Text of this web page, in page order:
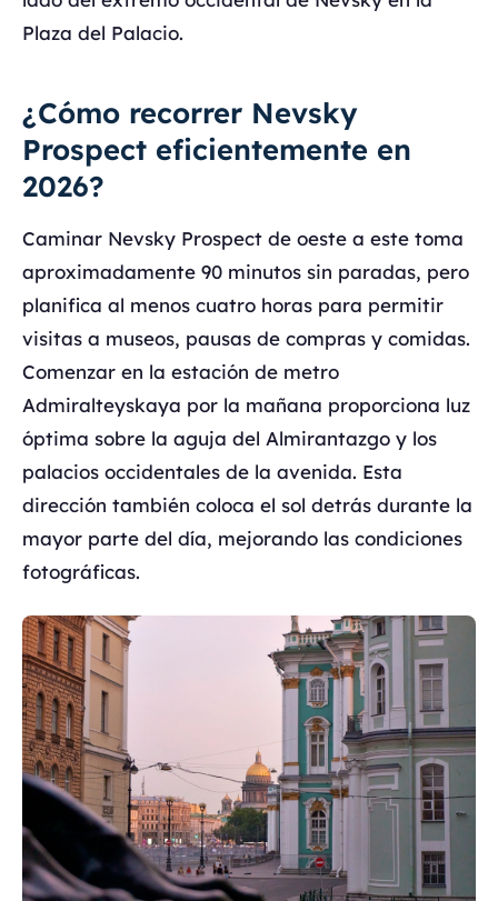
Plaza del Palacio.
¿Cómo recorrer Nevsky
Prospect eficientemente en
2026?
Caminar Nevsky Prospect de oeste a este toma
aproximadamente 90 minutos sin paradas, pero
planifica al menos cuatro horas para permitir
visitas a museos, pausas de compras y comidas.
Comenzar en la estación de metro
Admiralteyskaya por la mañana proporciona luz
óptima sobre la aguja del Almirantazgo y los
palacios occidentales de la avenida. Esta
dirección también coloca el sol detrás durante la
mayor parte del día, mejorando las condiciones
fotográficas.